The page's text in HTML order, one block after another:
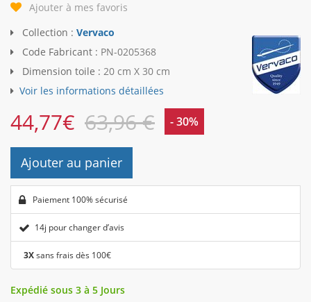
Ajouter à mes favoris
Collection : Vervaco
Code Fabricant : PN-0205368
Dimension toile : 20 cm X 30 cm
Voir les informations détaillées
44,77€ 63,96 € - 30%
Ajouter au panier
Paiement 100% sécurisé
14j pour changer d’avis
3Xsans frais dès 100€
Expédié sous 3 à 5 Jours